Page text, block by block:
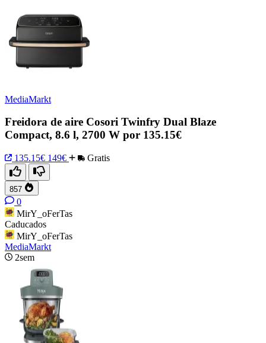
MediaMarkt
Freidora de aire Cosori Twinfry Dual Blaze
Compact, 8.6 l, 2700 W por 135.15€
135.15€ 149€ Gratis
857
0
MirY_oFerTas
Caducados
MirY_oFerTas
MediaMarkt
2sem